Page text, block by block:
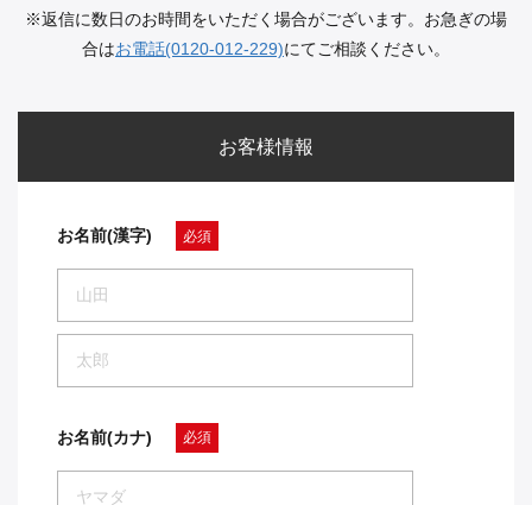
※返信に数日のお時間をいただく場合がございます。お急ぎの場
合はお電話(0120-012-229)にてご相談ください。
お客様情報
お名前(漢字) 必須
お名前(カナ) 必須